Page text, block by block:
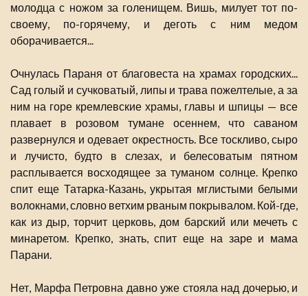
молодца с ножом за голенищем. Вишь, милует тот по-
своему, по-горячему, и деготь с ним медом
оборачивается...
Очнулась Параня от благовеста на храмах городских...
Сад голый и сучковатый, липы и трава пожелтелые, а за
ним на горе кремлевские храмы, главы и шпицы — все
плавает в розовом тумане осеннем, что саваном
развернулся и одевает окрестность. Все тоскливо, сыро
и лучисто, будто в слезах, и белесоватым пятном
расплывается восходящее за туманом солнце. Крепко
спит еще Татарка-Казань, укрытая мглистыми белыми
волокнами, словно ветхим рваным покрывалом. Кой-где,
как из дыр, торчит церковь, дом барский или мечеть с
минаретом. Крепко, знать, спит еще на заре и мама
Парани.
Нет, Марфа Петровна давно уже стояла над дочерью, и